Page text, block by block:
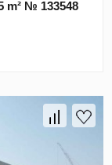
m² № 133548